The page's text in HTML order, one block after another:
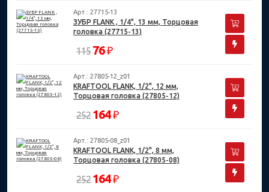
Арт.: 27715-13
ЗУБР FLANK , 1/4", 13 мм, Торцовая
головка (27715-13)
115 76₽
Арт.: 27805-12_z01
KRAFTOOL FLANK, 1/2", 12 мм,
Торцовая головка (27805-12)
252 164₽
Арт.: 27805-08_z01
KRAFTOOL FLANK, 1/2", 8 мм,
Торцовая головка (27805-08)
252 164₽